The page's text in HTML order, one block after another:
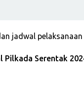
jadwal
Pilkada Serentak